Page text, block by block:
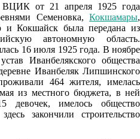
ВЦИК от 21 апреля 1925 года
Семеновка, Кокшамары,
и Кокшайск была передана из
автономную область.
16 июля 1925 года. В ноябре
Иванбелякского общества
Иванбеляк Липшинского
464 жителя, имелась
из местного бюджета, в ней
девочек, имелось общество
закончили строительство